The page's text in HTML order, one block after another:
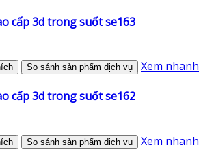
cấp 3d trong suốt se163
So sánh sản phẩm dịch vụ Xem nhanh
cấp 3d trong suốt se162
So sánh sản phẩm dịch vụ Xem nhanh